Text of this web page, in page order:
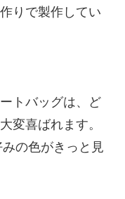
りで製作してい
トバッグは、ど
変喜ばれます。
の色がきっと見